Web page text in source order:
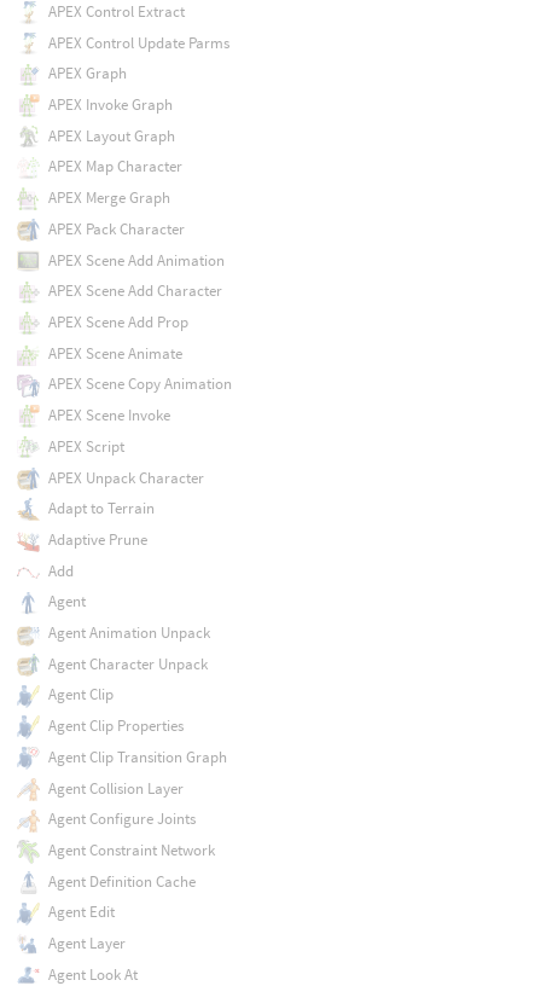
APEX Control Extract
APEX Control Update Parms
APEX Graph
APEX Invoke Graph
APEX Layout Graph
APEX Map Character
APEX Merge Graph
APEX Pack Character
APEX Scene Add Animation
APEX Scene Add Character
APEX Scene Add Prop
APEX Scene Animate
APEX Scene Copy Animation
APEX Scene Invoke
APEX Script
APEX Unpack Character
Adapt to Terrain
Adaptive Prune
Add
Agent
Agent Animation Unpack
Agent Character Unpack
Agent Clip
Agent Clip Properties
Agent Clip Transition Graph
Agent Collision Layer
Agent Configure Joints
Agent Constraint Network
Agent Definition Cache
Agent Edit
Agent Layer
Agent Look At